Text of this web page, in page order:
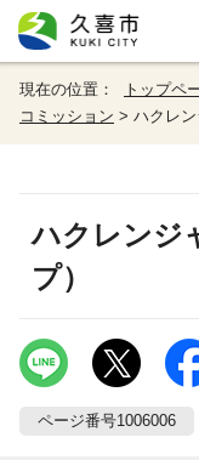
現在の位置： トップペ
コミッション > ハクレン
ハクレンジ
プ）
ページ番号1006006